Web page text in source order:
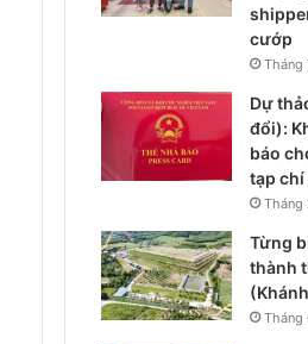
cướp
Tháng
Dự
đổi):
báo
tạp chí
Tháng
Từng
thành
Tháng